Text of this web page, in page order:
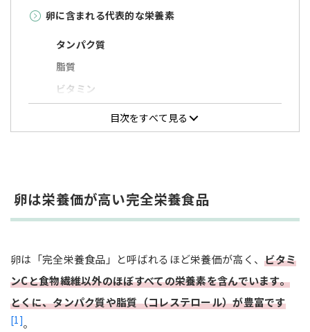
卵に含まれる代表的な栄養素
タンパク質
脂質
ビタミン
ゆで卵の牛肉巻き照り焼き
ブロッコリー入りかきたまうどん
小松菜入りツナ玉丼
目次をすべて見る
卵は栄養価が高い完全栄養食品
卵は「完全栄養食品」と呼ばれるほど栄養価が高く、ビタミ
ンCと食物繊維以外のほぼすべての栄養素を含んでいます。
とくに、タンパク質や脂質（コレステロール）が豊富です
[1]。